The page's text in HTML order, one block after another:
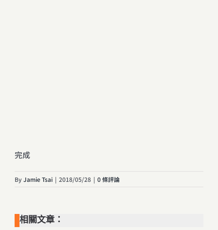
完成
ByJamie Tsai | 2018/05/28 | 0 條評論
相關文章：